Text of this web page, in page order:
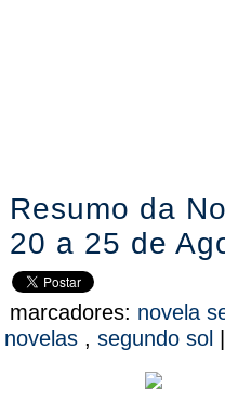
Resumo da
20 a 25 de
marcadores: novela
novelas , segundo sol